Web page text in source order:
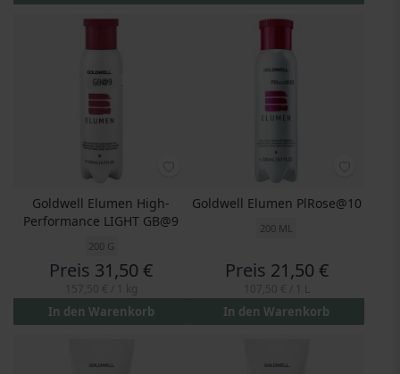
Goldwell Elumen High-
Performance LIGHT GB@9
200 G
Preis 31,50 €
In den Warenkorb
Goldwell Elumen PlRose@10
200 ML
Preis 21,50 €
In den Warenkorb